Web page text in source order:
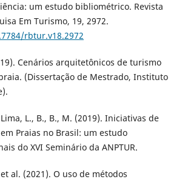
um estudo bibliométrico. Revista
Em Turismo, 19, 2972.
rbtur.v18.2972
Cenários arquitetônicos de turismo
(Dissertação de Mestrado, Instituto
L., B., B., M. (2019). Iniciativas de
Praias no Brasil: um estudo
do XVI Seminário da ANPTUR.
al. (2021). O uso de métodos